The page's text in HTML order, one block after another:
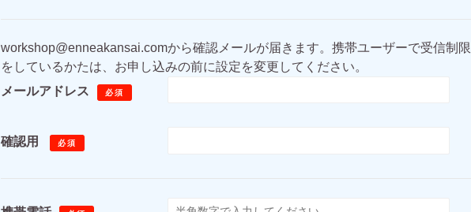
workshop@enneakansai.comから確認メールが届きます。携帯ユーザーで受信制限
をしているかたは、お申し込みの前に設定を変更してください。
メールアドレス
必須
確認用 必須